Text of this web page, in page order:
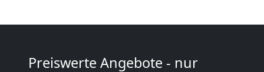
Preiswerte Angebote - nur
Kleintransport